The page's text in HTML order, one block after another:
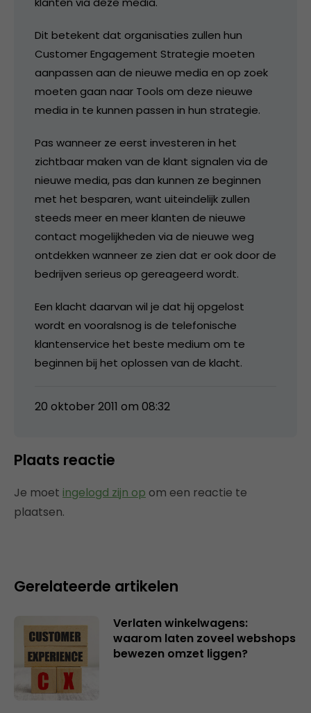
Dit betekent dat organisaties zullen hun
Customer Engagement Strategie moeten
aanpassen aan de nieuwe media en op zoek
moeten gaan naar Tools om deze nieuwe
media in te kunnen passen in hun strategie.
Pas wanneer ze eerst investeren in het
zichtbaar maken van de klant signalen via de
nieuwe media, pas dan kunnen ze beginnen
met het besparen, want uiteindelijk zullen
steeds meer en meer klanten de nieuwe
contact mogelijkheden via de nieuwe weg
ontdekken wanneer ze zien dat er ook door de
bedrijven serieus op gereageerd wordt.
Een klacht daarvan wil je dat hij opgelost
wordt en vooralsnog is de telefonische
klantenservice het beste medium om te
beginnen bij het oplossen van de klacht.
20 oktober 2011 om 08:32
Plaats reactie
Je moet ingelogd zijn op om een reactie te
plaatsen.
Gerelateerde artikelen
Verlaten winkelwagens:
waarom laten zoveel webshops
bewezen omzet liggen?